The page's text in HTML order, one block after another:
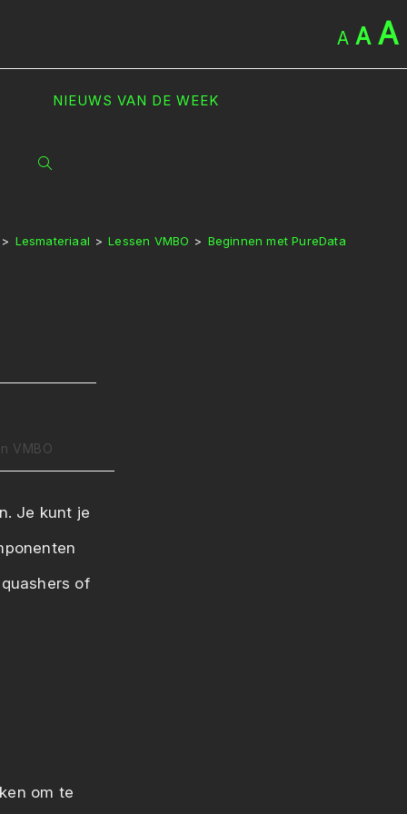
A A A
NIEUWS VAN DE WEEK
TOGGLE
> Lesmateriaal > Lessen VMBO > Beginnen met PureData
VMBO
Je kunt je
of
om te